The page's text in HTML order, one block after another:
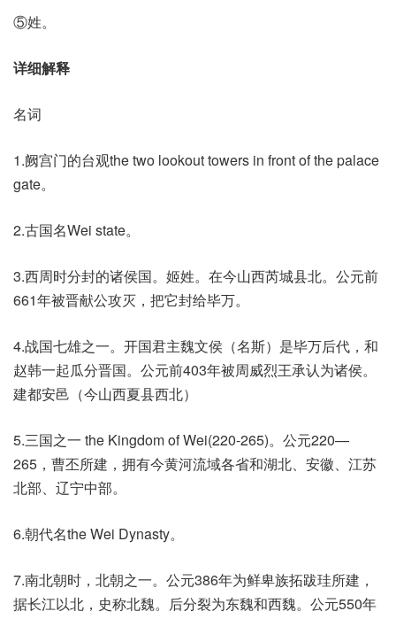
⑤姓。
详细解释
名词
1.阙宫门的台观the two lookout towers in front of the palace
gate。
2.古国名Wei state。
3.西周时分封的诸侯国。姬姓。在今山西芮城县北。公元前
661年被晋献公攻灭，把它封给毕万。
4.战国七雄之一。开国君主魏文侯（名斯）是毕万后代，和
赵韩一起瓜分晋国。公元前403年被周威烈王承认为诸侯。
建都安邑（今山西夏县西北）
5.三国之一 the Kingdom of Wei(220-265)。公元220—
265，曹丕所建，拥有今黄河流域各省和湖北、安徽、江苏
北部、辽宁中部。
6.朝代名the Wei Dynasty。
7.南北朝时，北朝之一。公元386年为鲜卑族拓跋珪所建，
据长江以北，史称北魏。后分裂为东魏和西魏。公元550年